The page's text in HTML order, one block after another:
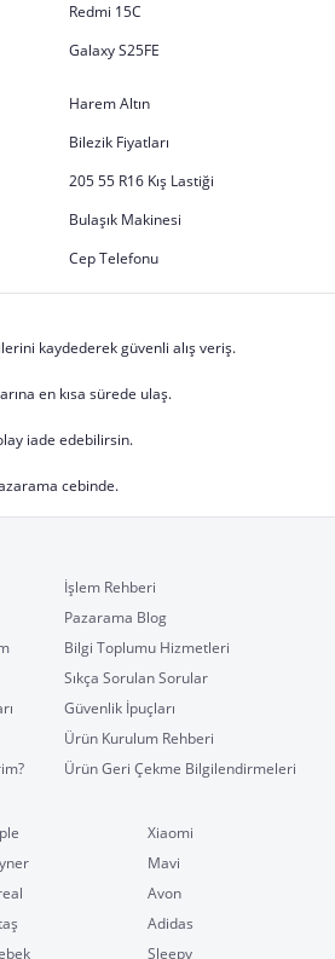
Redmi 15C
Galaxy S25FE
Harem Altın
Bilezik Fiyatları
205 55 R16 Kış Lastiği
Bulaşık Makinesi
Cep Telefonu
kaydederek güvenli alış veriş.
en kısa sürede ulaş.
iade edebilirsin.
cebinde.
İşlem Rehberi
Pazarama Blog
Bilgi Toplumu Hizmetleri
Sıkça Sorulan Sorular
Güvenlik İpuçları
Ürün Kurulum Rehberi
Ürün Geri Çekme Bilgilendirmeleri
Xiaomi
Mavi
Avon
Adidas
Sleepy